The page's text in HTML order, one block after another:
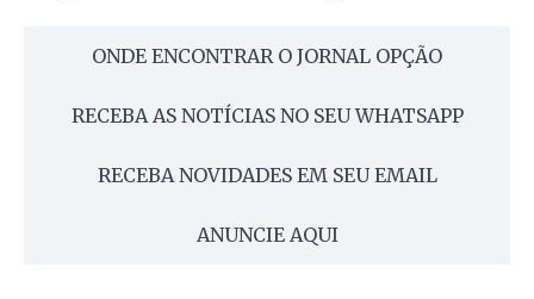
ONDE ENCONTRAR O JORNAL OPÇÃO
RECEBA AS NOTÍCIAS NO SEU WHATSAPP
RECEBA NOVIDADES EM SEU EMAIL
ANUNCIE AQUI